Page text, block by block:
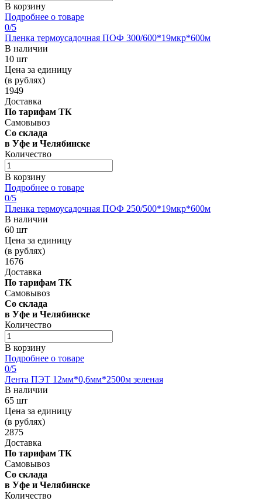
В корзину
Подробнее о товаре
0/5
Пленка термоусадочная ПОФ 300/600*19мкр*600м
В наличии
10 шт
Цена за единицу
(в рублях)
1949
Доставка
По тарифам ТК
Самовывоз
Со склада
в Уфе и Челябинске
Количество
В корзину
Подробнее о товаре
0/5
Пленка термоусадочная ПОФ 250/500*19мкр*600м
В наличии
60 шт
Цена за единицу
(в рублях)
1676
Доставка
По тарифам ТК
Самовывоз
Со склада
в Уфе и Челябинске
Количество
В корзину
Подробнее о товаре
0/5
Лента ПЭТ 12мм*0,6мм*2500м зеленая
В наличии
65 шт
Цена за единицу
(в рублях)
2875
Доставка
По тарифам ТК
Самовывоз
Со склада
в Уфе и Челябинске
Количество